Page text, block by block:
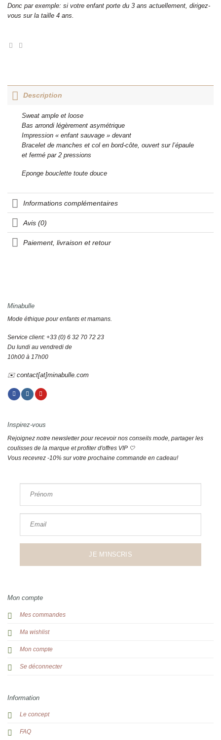
Donc par exemple: si votre enfant porte du 3 ans actuellement, dirigez-
vous sur la taille 4 ans.
Description
Sweat ample et loose
Bas arrondi légèrement asymétrique
Impression « enfant sauvage » devant
Bracelet de manches et col en bord-côte, ouvert sur l’épaule
et fermé par 2 pressions
Eponge bouclette toute douce
Informations complémentaires
Avis (0)
Paiement, livraison et retour
Minabulle
Mode éthique pour enfants et mamans.
Service client: +33 (0) 6 32 70 72 23
Du lundi au vendredi de
10h00 à 17h00
✉️ contact[at]minabulle.com
Mon compte
Mes commandes
Ma wishlist
Mon compte
Se déconnecter
Information
Le concept
FAQ
Inspirez-vous
Rejoignez notre newsletter pour recevoir nos conseils mode, partager les
coulisses de la marque et profiter d'offres VIP 🤍
Vous recevrez -10% sur votre prochaine commande en cadeau!
Prénom
Email
JE M'INSCRIS